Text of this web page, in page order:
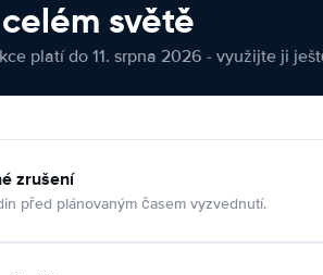
světě
platí do 11. srpna 2026 - využijte ji
zrušení
před plánovaným časem vyzvednutí.